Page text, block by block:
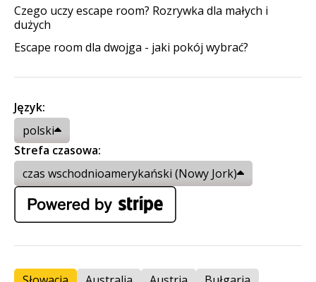
Czego uczy escape room? Rozrywka dla małych i
dużych
Escape room dla dwojga - jaki pokój wybrać?
Język:
polski
Strefa czasowa:
czas wschodnioamerykański (Nowy Jork)